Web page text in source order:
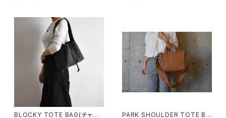
BLOCKY TOTE BAG(チャコ
PARK SHOULDER TOTE BA